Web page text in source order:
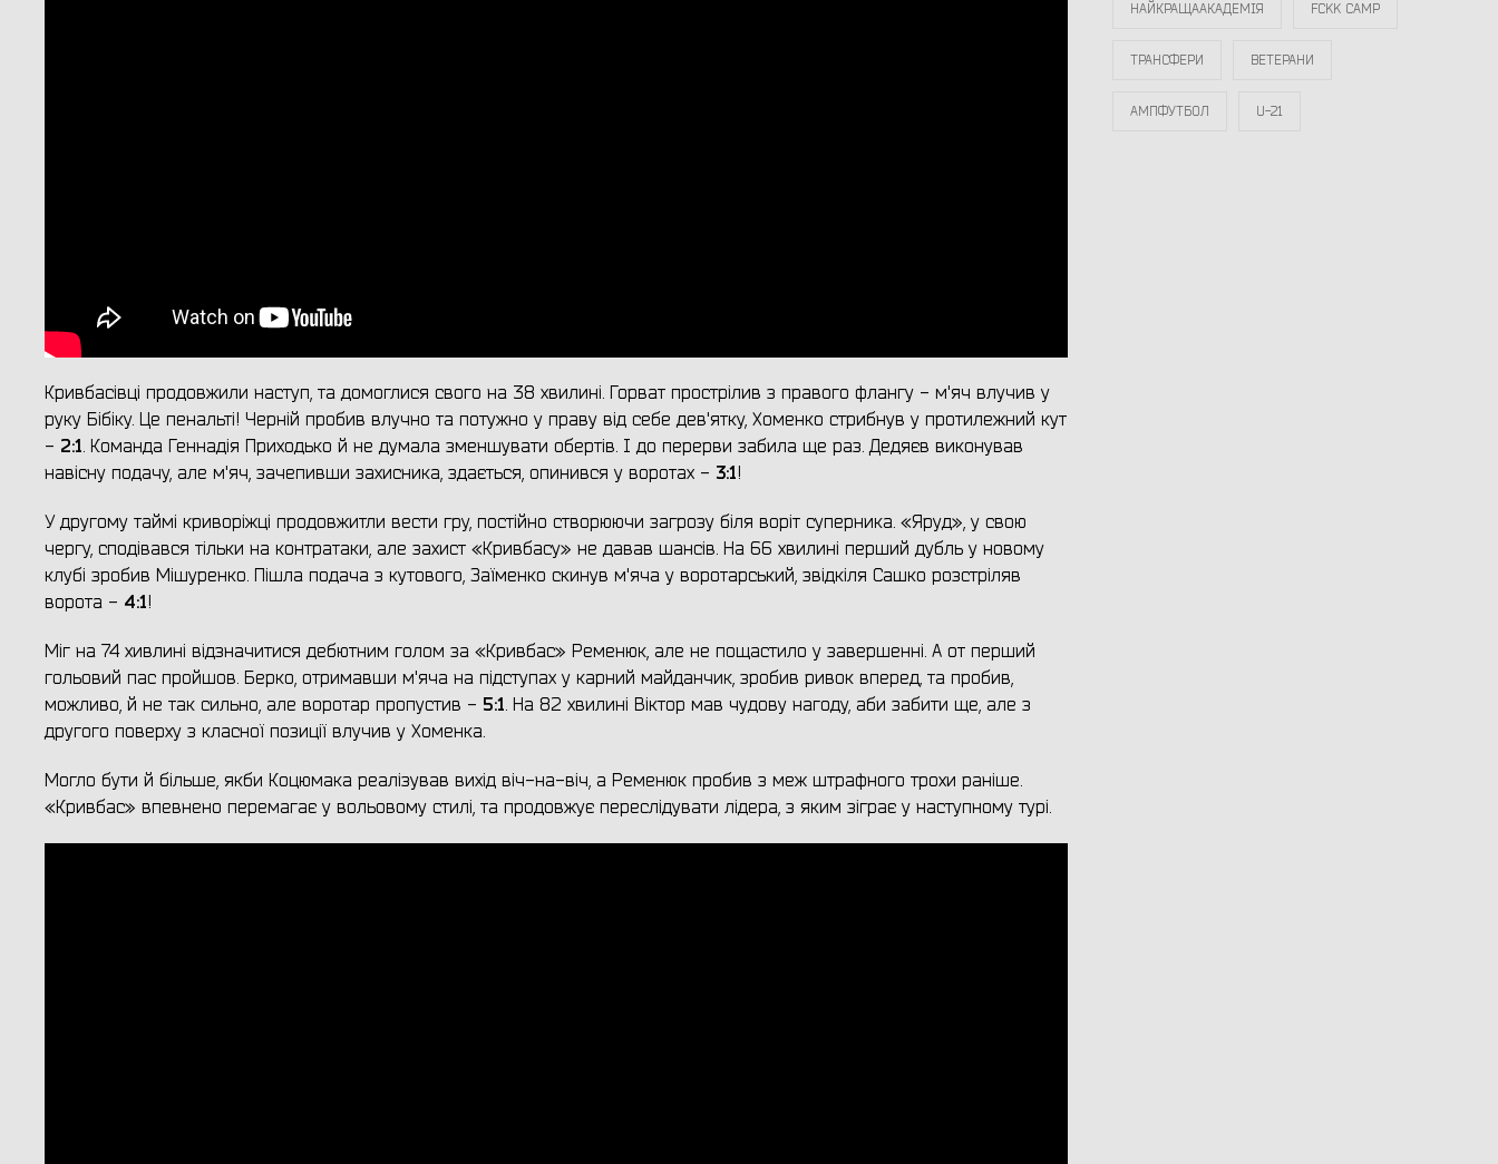
Кривбасівці продовжили наступ, та домоглися свого на 38 хвилині. Горват прострілив з правого флангу - м'яч влучив у
руку Бібіку. Це пенальті! Черній пробив влучно та потужно у праву від себе дев'ятку, Хоменко стрибнув у протилежний кут
- 2:1. Команда Геннадія Приходько й не думала зменшувати обертів. І до перерви забила ще раз. Дедяєв виконував
навісну подачу, але м'яч, зачепивши захисника, здається, опинився у воротах - 3:1!
У другому таймі криворіжці продовжитли вести гру, постійно створюючи загрозу біля воріт суперника. «Яруд», у свою
чергу, сподівався тільки на контратаки, але захист «Кривбасу» не давав шансів. На 66 хвилині перший дубль у новому
клубі зробив Мішуренко. Пішла подача з кутового, Заїменко скинув м'яча у воротарський, звідкіля Сашко розстріляв
ворота - 4:1!
Міг на 74 хивлині відзначитися дебютним голом за «Кривбас» Ременюк, але не пощастило у завершенні. А от перший
гольовий пас пройшов. Берко, отримавши м'яча на підступах у карний майданчик, зробив ривок вперед, та пробив,
можливо, й не так сильно, але воротар пропустив - 5:1. На 82 хвилині Віктор мав чудову нагоду, аби забити ще, але з
другого поверху з класної позиції влучив у Хоменка.
Могло бути й більше, якби Коцюмака реалізував вихід віч-на-віч, а Ременюк пробив з меж штрафного трохи раніше.
«Кривбас» впевнено перемагає у вольовому стилі, та продовжує переслідувати лідера, з яким зіграє у наступному турі.
НАЙКРАЩААКАДЕМІЯ FCKK CAMP
ТРАНСФЕРИ ВЕТЕРАНИ
АМПФУТБОЛ U-21